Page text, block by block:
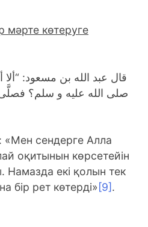
мәрте көтеруге
قال عبد الله بن مسعود:
صلى الله عليه و سلم؟ فصلَّى
«Мен сендерге Алла
оқитынын көрсетейін
екі қолын тек
бір рет көтерді» [9].